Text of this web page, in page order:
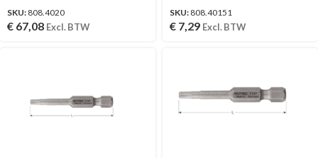
SKU: 808.4020
€ 67,08 Excl. BTW
SKU: 808.40151
€ 7,29 Excl. BTW